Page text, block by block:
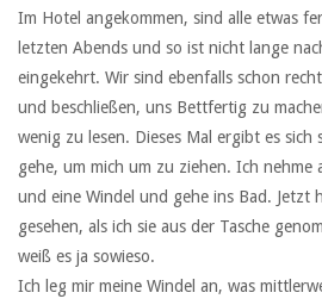
Im Hotel angekommen, sind alle etwas
letzten Abends und so ist nicht lange
eingekehrt. Wir sind ebenfalls schon
und beschließen, uns Bettfertig zu
wenig zu lesen. Dieses Mal ergibt es sich
gehe, um mich um zu ziehen. Ich nehme
und eine Windel und gehe ins Bad. Jetzt
gesehen, als ich sie aus der Tasche
weiß es ja sowieso.
Ich leg mir meine Windel an, was